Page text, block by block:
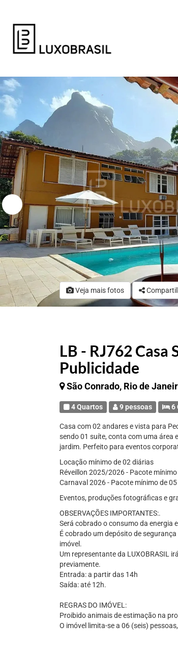
Veja mais fotos
LB - RJ762 Casa
Publicidade
São Conrado, Rio de
4 Quartos 9 pessoas 6
Casa com 02 andares e vista para
sendo 01 suíte, conta com uma área
jardim. Perfeito para eventos
Locação mínimo de 02 diárias
Réveillon 2025/2026 - Pacote
Carnaval 2026 - Pacote mínimo de
Eventos, produções fotográficas e
OBSERVAÇÕES IMPORTANTES:.
Será cobrado o consumo da energia
É cobrado um depósito de
imóvel.
Um representante da LUXOBRASIL
previamente.
Entrada: a partir das 14h
Saída: até 12h.
REGRAS DO IMÓVEL:
Proibido animais de estimação na
O imóvel limita-se a 06 (seis)